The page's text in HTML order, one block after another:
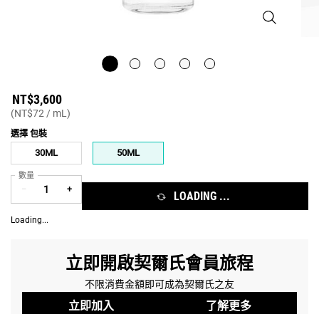
激光極淨白
NT$3,600
(NT$72 / mL)
選擇 包裝
Selected
30ML, 1 of 2 Selected
50ML, 2 of 2
數量
+ LOADING ...
Loading...
立即開啟契爾氏會員旅程
不限消費金額即可成為契爾氏之友
立即加入 了解更多